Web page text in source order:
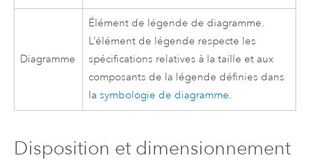
Diagramme
Élément de légende de diagramme.
L’élément de légende respecte les
spécifications relatives à la taille et aux
composants de la légende définies dans
lasymbologie de diagramme.
Disposition et dimensionnement